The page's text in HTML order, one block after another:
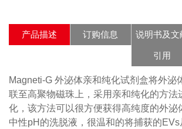
产品描述 订购信息 说明书及文
引用
Magneti-G 外泌体亲和纯化试剂盒将外泌
联至高聚物磁珠上，采用亲和纯化的方法
化，该方法可以很方便获得高纯度的外泌
中性pH的洗脱液，很温和的将捕获的